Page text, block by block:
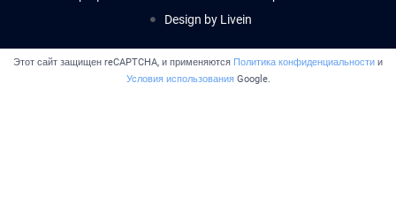
Design by Livein
Этот сайт защищен reCAPTCHA, и применяются Политика конфиденциальности и
Условия использованияGoogle.